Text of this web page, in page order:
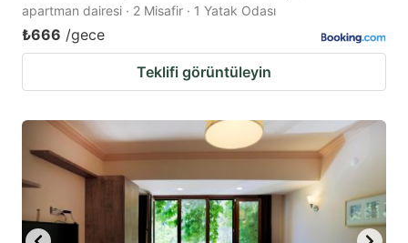
apartman dairesi · 2 Misafir · 1 Yatak Odası
₺666 /gece
Teklifi görüntüleyin